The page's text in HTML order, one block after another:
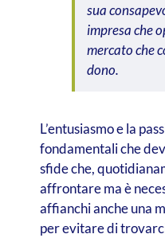
sua
impresa che
mercato che
dono.
L’entusiasmo e la
fondamentali che
sfide che,
affrontare ma è
affianchi anche una
per evitare di